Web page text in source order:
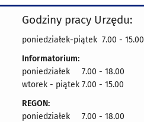
Godziny pracy Urzędu:
poniedziałek-piątek 7.00 - 15.00
Informatorium:
poniedziałek 7.00 - 18.00
wtorek - piątek 7.00 - 15.00
REGON:
poniedziałek 7.00 - 18.00